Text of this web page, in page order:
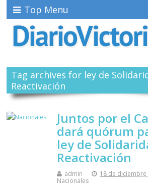
Top Menu
Tag archives for ley de
Reactivación
Juntos por el
dará quórum
ley de
Reactivación
admin
18 de diciembre
Nacionales